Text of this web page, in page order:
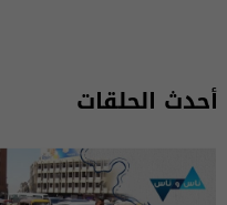
أحدث الحلقات